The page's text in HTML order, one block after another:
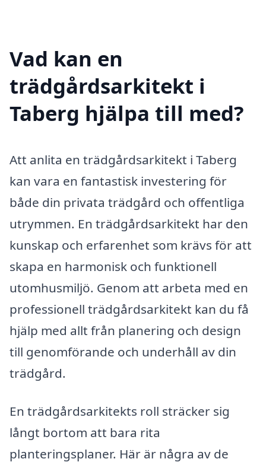
Vad kan en
trädgårdsarkitekt i
Taberg hjälpa till med?
Att anlita en trädgårdsarkitekt i Taberg
kan vara en fantastisk investering för
både din privata trädgård och offentliga
utrymmen. En trädgårdsarkitekt har den
kunskap och erfarenhet som krävs för att
skapa en harmonisk och funktionell
utomhusmiljö. Genom att arbeta med en
professionell trädgårdsarkitekt kan du få
hjälp med allt från planering och design
till genomförande och underhåll av din
trädgård.
En trädgårdsarkitekts roll sträcker sig
långt bortom att bara rita
planteringsplaner. Här är några av de